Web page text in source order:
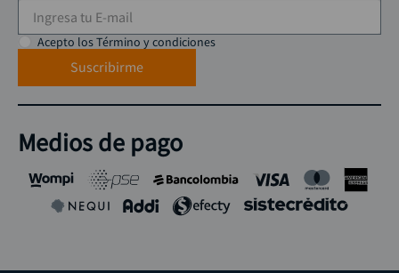
Acepto los Término y condiciones
Suscribirme
Medios de pago